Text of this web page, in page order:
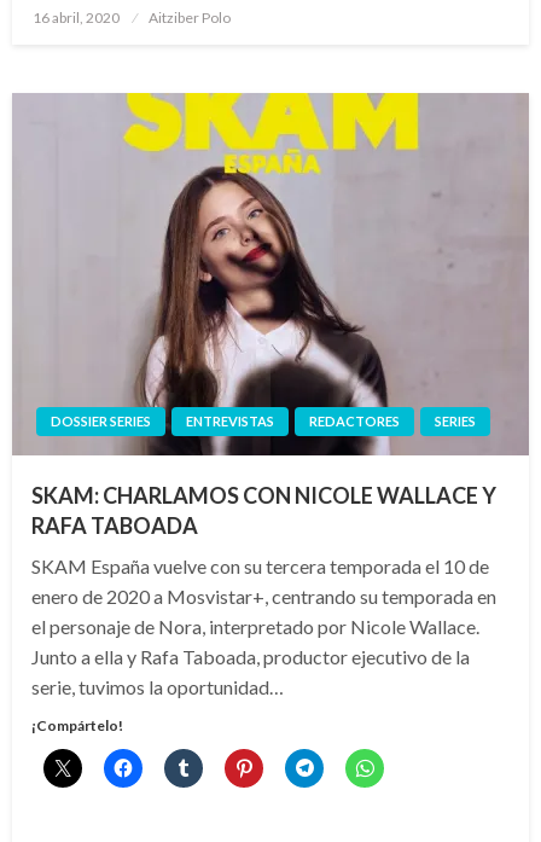
Publicado
16 abril, 2020 Aitziber Polo
DOSSIER SERIES ENTREVISTAS REDACTORES SERIES
SKAM: CHARLAMOS CON NICOLE WALLACE Y
RAFA TABOADA
SKAM España vuelve con su tercera temporada el 10 de
enero de 2020 a Mosvistar+, centrando su temporada en
el personaje de Nora, interpretado por Nicole Wallace.
Junto a ella y Rafa Taboada, productor ejecutivo de la
serie, tuvimos la oportunidad…
¡Compártelo!